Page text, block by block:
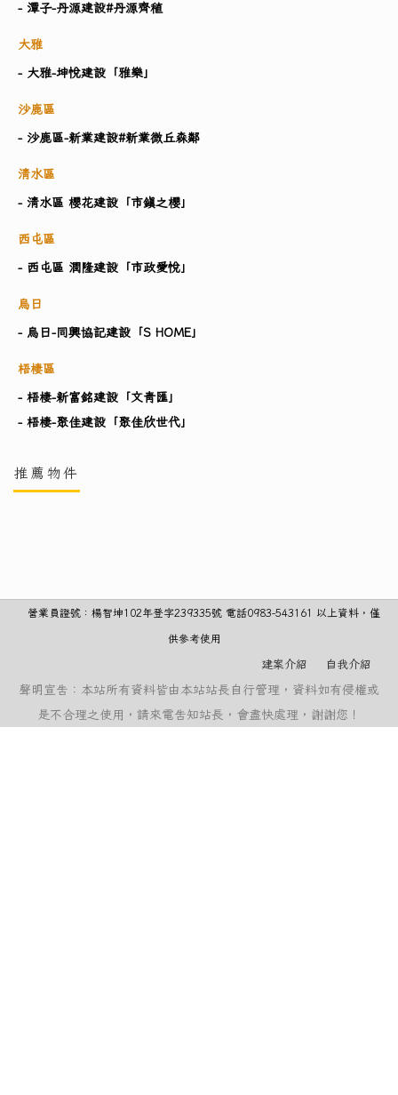
- 潭子-丹源建設#丹源齊稙
大雅
- 大雅-坤悅建設「雅樂」
沙鹿區
- 沙鹿區-新業建設#新業微丘森鄰
清水區
- 清水區 櫻花建設「市鎮之櫻」
西屯區
- 西屯區 潤隆建設「市政愛悅」
烏日
- 烏日-同興協記建設「S HOME」
梧棲區
- 梧棲-新富銘建設「文青匯」
- 梧棲-聚佳建設「聚佳欣世代」
推薦物件
營業員證號：楊智坤102年登字239335號 電話0983-543161 以上資料，僅
供參考使用
建案介紹 自我介紹
聲明宣告：本站所有資料皆由本站站長自行管理，資料如有侵權或
是不合理之使用，請來電告知站長，會盡快處理，謝謝您！